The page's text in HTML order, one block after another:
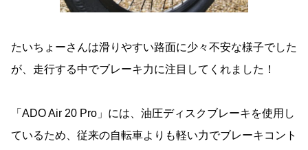
たいちょーさんは滑りやすい路面に少々不安な様子でした
が、走行する中でブレーキ力に注目してくれました！
「ADO Air 20 Pro」には、油圧ディスクブレーキを使用し
ているため、従来の自転車よりも軽い力でブレーキコント